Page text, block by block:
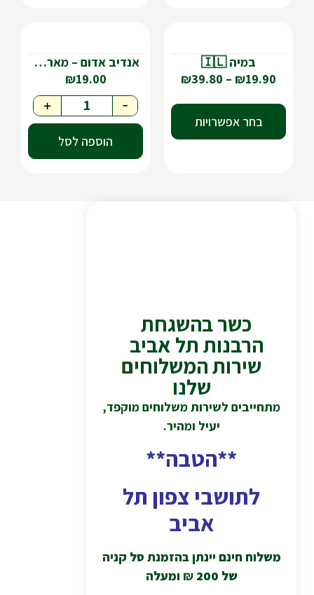
במיה 🇮🇱
₪19.90
–
₪39.80
בחר אפשרויות
אנדיב אדום – מארז 2 יח'
₪19.00
-
+
הוספה לסל
כשר בהשגחת
הרבנות תל אביב
שירות המשלוחים
שלנו
מתחייבים לשירות משלוחים מוקפד,
יעיל ומהיר.
**הטבה**
לתושבי צפון תל
אביב
משלוח חינם יינתן בהזמנת סל קניה
של 200
₪ ומעלה